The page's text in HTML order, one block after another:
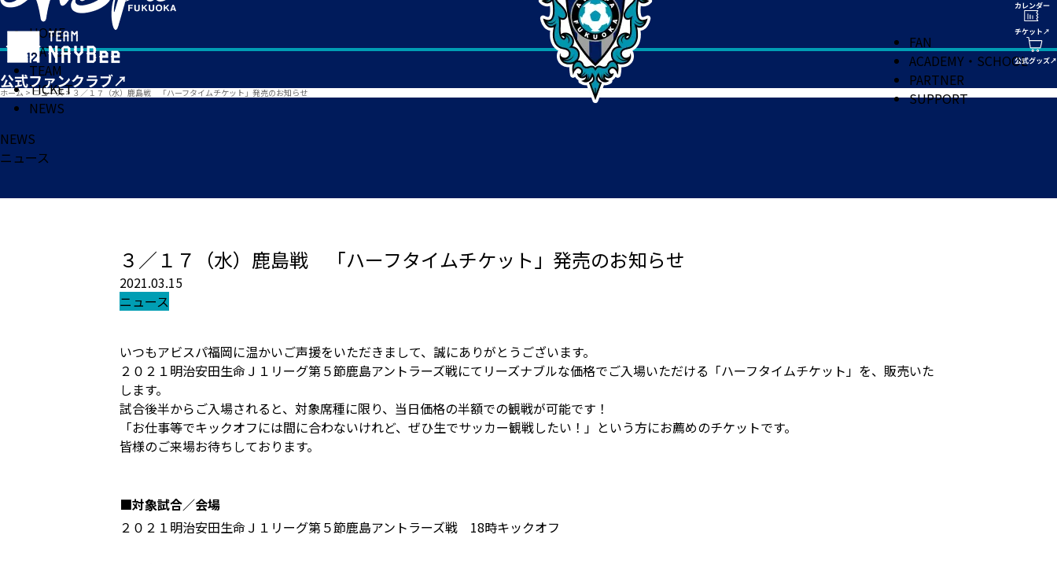
HOME
MATCH
TEAM
TICKET
NEWS
FAN
ACADEMY・SCHOOL
PARTNER
SUPPORT
ホーム > ニュース> ３／１７（水）鹿島戦 「ハーフタイムチケット」発売のお知らせ
NEWS
ニュース
３／１７（水）鹿島戦 「ハーフタイムチケット」発売のお知らせ
2021.03.15
ニュース
いつもアビスパ福岡に温かいご声援をいただきまして、誠にありがとうございます。
２０２１明治安田生命Ｊ１リーグ第５節鹿島アントラーズ戦にてリーズナブルな価格でご入場いただける「ハーフタイムチケット」を、販売いた
します。
試合後半からご入場されると、対象席種に限り、当日価格の半額での観戦が可能です！
「お仕事等でキックオフには間に合わないけれど、ぜひ生でサッカー観戦したい！」という方にお薦めのチケットです。
皆様のご来場お待ちしております。
■対象試合／会場
２０２１明治安田生命Ｊ１リーグ第５節鹿島アントラーズ戦 18時キックオフ